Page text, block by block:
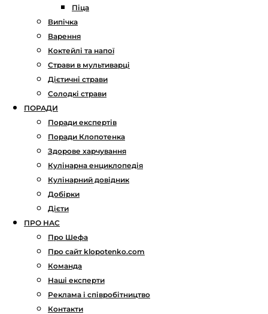
Піца
Випічка
Варення
Коктейлі та напої
Страви в мультиварці
Дієтичні страви
Солодкі страви
ПОРАДИ
Поради експертів
Поради Клопотенка
Здорове харчування
Кулінарна енциклопедія
Кулінарний довідник
Добірки
Дієти
ПРО НАС
Про Шефа
Про сайт klopotenko.com
Команда
Наші експерти
Реклама і співробітництво
Контакти